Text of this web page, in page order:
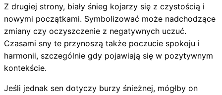
Z drugiej strony, biały śnieg kojarzy się z czystością i
nowymi początkami. Symbolizować może nadchodzące
zmiany czy oczyszczenie z negatywnych uczuć.
Czasami sny te przynoszą także poczucie spokoju i
harmonii, szczególnie gdy pojawiają się w pozytywnym
kontekście.
Jeśli jednak sen dotyczy burzy śnieżnej, mógłby on